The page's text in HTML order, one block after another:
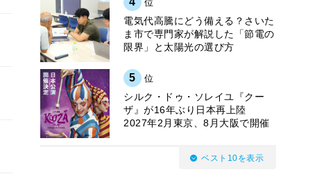
位
電気代高騰にどう備える？さいた
ま市で専門家が解説した「節電の
限界」と太陽光の選び方
5 位
シルク・ドゥ・ソレイユ『クー
ザ』が16年ぶり日本再上陸
2027年2月東京、8月大阪で開催
ベスト10を表示